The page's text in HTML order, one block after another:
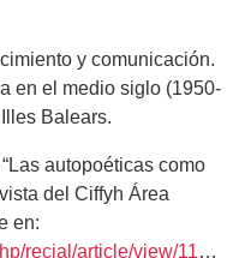
y comunicación.
en el medio siglo (1950-
Balears.
autopoéticas como
del Ciffyh Área
en:
recial/article/view/11899